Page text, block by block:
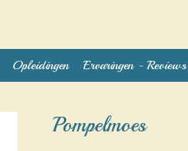
Opleidingen Ervaringen - Reviews
Pompelmoes